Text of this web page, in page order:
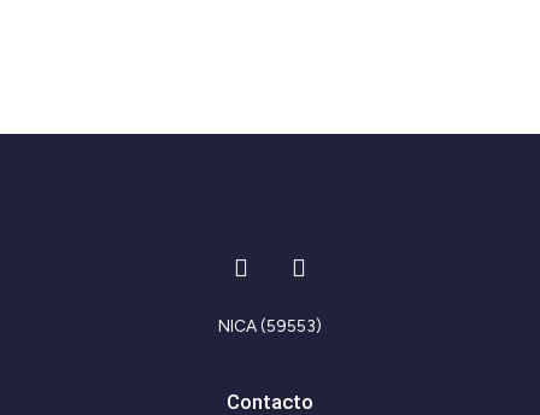
I
n
t
r
F
a
e
o
NICA (59553)
Contacto